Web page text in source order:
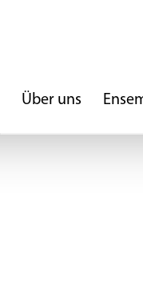
Über uns